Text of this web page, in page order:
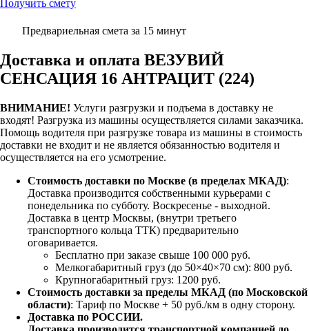
Получить смету
Предвариельная смета за 15 минут
Доставка и оплата ВЕЗУВИЙ
СЕНСАЦИЯ 16 АНТРАЦИТ (224)
ВНИМАНИЕ! Услуги разгрузки и подъема в доставку не
входят! Разгрузка из машины осуществляется силами заказчика.
Помощь водителя при разгрузке товара из машины в стоимость
доставки не входит и не является обязанностью водителя и
осуществляется на его усмотрение.
Стоимость доставки по Москве (в пределах МКАД):
Доставка производится собственными курьерами с
понедельника по субботу. Воскресенье - выходной.
Доставка в центр Москвы, (внутри третьего
транспортного кольца ТТК) предварительно
оговаривается.
Бесплатно при заказе свыше 100 000 руб.
Мелкогабаритный груз (до 50×40×70 см): 800 руб.
Крупногабаритный груз: 1200 руб.
Стоимость доставки за пределы МКАД (по Московской
области): Тариф по Москве + 50 руб./км в одну сторону.
Доставка по РОССИИ.